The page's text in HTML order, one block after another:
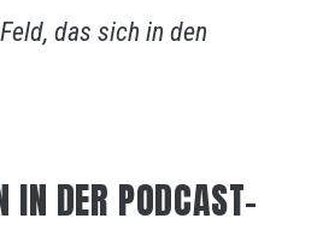
das sich in den
IN DER PODCAST-